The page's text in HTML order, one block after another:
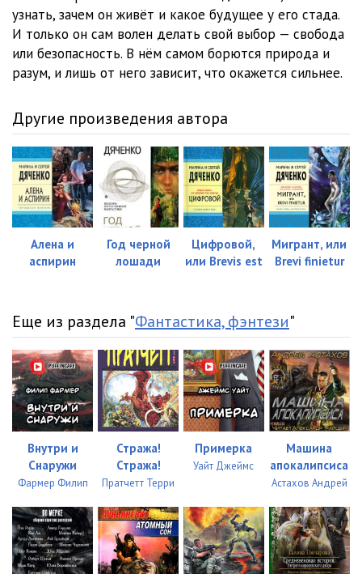
узнать, зачем он живёт и какое будущее у его стада.
И только он сам волен делать свой выбор — свобода
или безопасность. В нём самом борются природа и
разум, и лишь от него зависит, что окажется сильнее.
Другие произведения автора
Алена и
аспирин
Год черной
лошади
Цифровой,
или Brevis est
Мигрант, или
Brevi finietur
Еще из раздела "Фантастика, фэнтези"
Внутри и
Снаружи
Фармер Филип
Стража!
Стража!
Пратчетт Терри
Примерка
Уайт Джеймс
Машина
апокалипсиса
Астахов Андрей